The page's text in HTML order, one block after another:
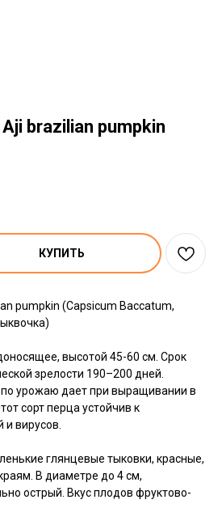
brazilian pumpkin
КУПИТЬ
pumpkin (Capsicum Baccatum,
высотой 45-60 см. Срок
зрелости 190–200 дней.
урожаю дает при выращивании в
сорт перца устойчив к
и вирусов.
глянцевые тыковки, красные,
В диаметре до 4 см,
острый. Вкус плодов фруктово-